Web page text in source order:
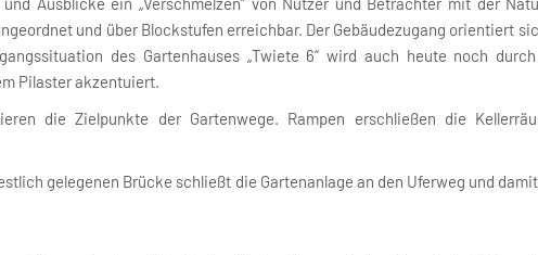
und über Blockstufen erreichbar. Der Gebäudezugang orientiert
des Gartenhauses „Twiete 6“ wird auch heute noch
Pilaster akzentuiert.
die Zielpunkte der Gartenwege. Rampen erschließen die
gelegenen Brücke schließt die Gartenanlage an den Uferweg und